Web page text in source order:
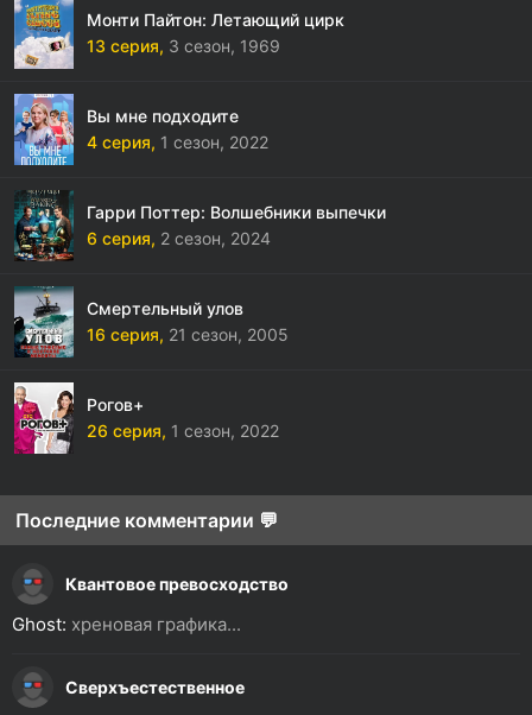
Монти Пайтон: Летающий цирк
13 серия, 3 сезон, 1969
Вы мне подходите
4 серия, 1 сезон, 2022
Гарри Поттер: Волшебники выпечки
6 серия, 2 сезон, 2024
Смертельный улов
16 серия, 21 сезон, 2005
Рогов+
26 серия, 1 сезон, 2022
Последние комментарии 💬
Квантовое превосходство
Ghost: хреновая графика...
Сверхъестественное